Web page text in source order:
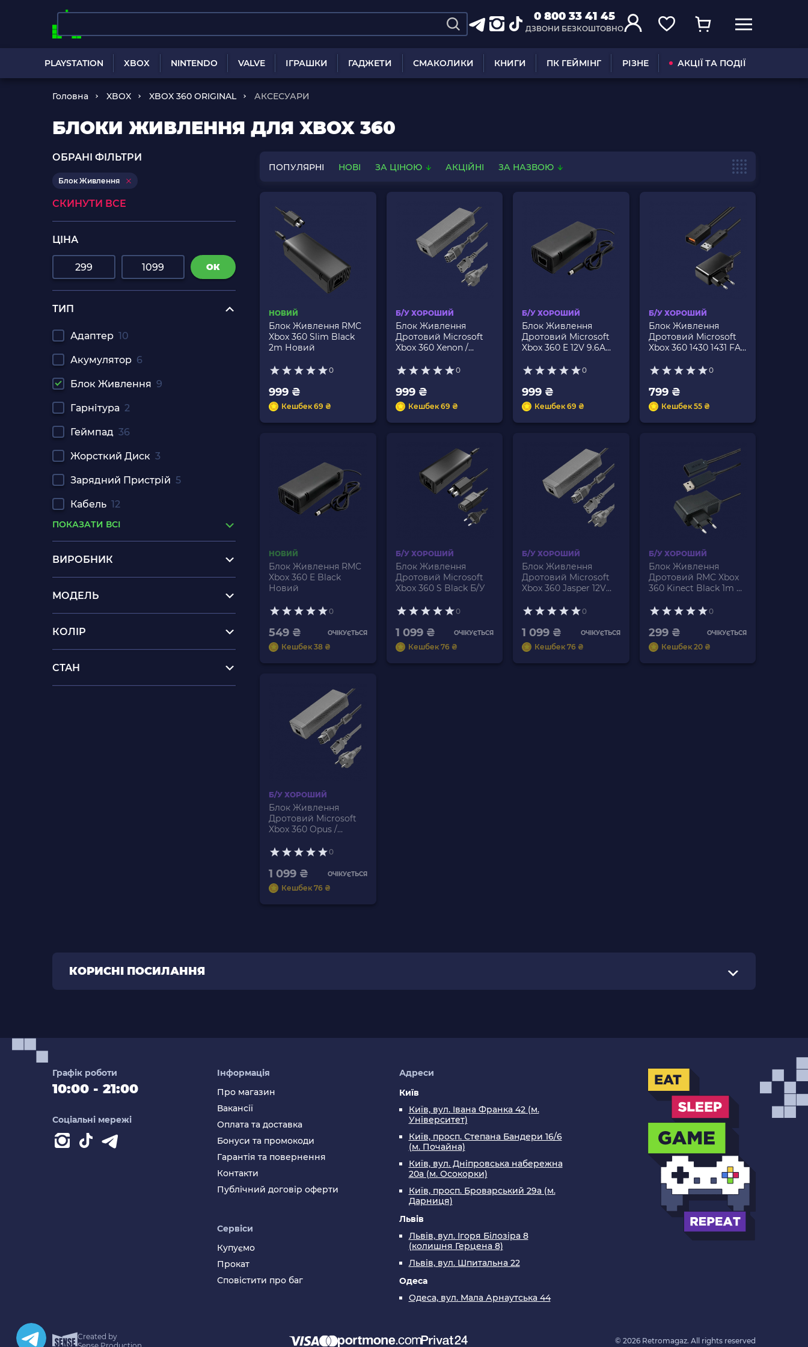
0 800 33 41 45
ДЗВОНИ БЕЗКОШТОВНО
PLAYSTATION XBOX NINTENDO VALVE ІГРАШКИ ГАДЖЕТИ СМАКОЛИКИ КНИГИ ПК ГЕЙМІНГ РІЗНЕ АКЦІЇ ТА ПОДІЇ
Головна XBOX XBOX 360 ORIGINAL АКСЕСУАРИ
БЛОКИ ЖИВЛЕННЯ ДЛЯ XBOX 360
ОБРАНІ ФІЛЬТРИ
Блок Живлення
СКИНУТИ ВСЕ
ЦІНА
ОК
ТИП
Адаптер 10
Акумулятор 6
Блок Живлення 9
Гарнітура 2
Геймпад 36
Жорсткий Диск 3
Зарядний Пристрій 5
Кабель 12
ПОКАЗАТИ ВСІ
ВИРОБНИК
МОДЕЛЬ
КОЛІР
СТАН
ПОПУЛЯРНІ НОВІ ЗА ЦІНОЮ АКЦІЙНІ ЗА НАЗВОЮ
НОВИЙ
Блок Живлення RMC
Xbox 360 Slim Black
2m Новий
0
999 ₴
Кешбек 69 ₴
Б/У ХОРОШИЙ
Блок Живлення
Дротовий Microsoft
Xbox 360 Xenon /
Grey 3m Б/У
0
999 ₴
Кешбек 69 ₴
Б/У ХОРОШИЙ
Блок Живлення
Дротовий Microsoft
Xbox 360 E 12V 9.6A
0
999 ₴
Кешбек 69 ₴
Б/У ХОРОШИЙ
Блок Живлення
Дротовий Microsoft
Xbox 360 1430 1431 FAT
0
799 ₴
Кешбек 55 ₴
НОВИЙ
Блок Живлення RMC
Xbox 360 E Black
Новий
0
549 ₴ ОЧІКУЄТЬСЯ
Кешбек 38 ₴
Б/У ХОРОШИЙ
Блок Живлення
Дротовий Microsoft
Xbox 360 S Black Б/У
0
1 099 ₴ ОЧІКУЄТЬСЯ
Кешбек 76 ₴
Б/У ХОРОШИЙ
Блок Живлення
Дротовий Microsoft
Xbox 360 Jasper 12V
Б/У
0
1 099 ₴ ОЧІКУЄТЬСЯ
Кешбек 76 ₴
Б/У ХОРОШИЙ
Блок Живлення
Дротовий RMC Xbox
360 Kinect Black 1m Б/
0
299 ₴ ОЧІКУЄТЬСЯ
Кешбек 20 ₴
Б/У ХОРОШИЙ
Блок Живлення
Дротовий Microsoft
Xbox 360 Opus /
Grey 2.5m Б/У0
1 099 ₴ ОЧІКУЄТЬСЯ
Кешбек 76 ₴
КОРИСНІ ПОСИЛАННЯ
Графік роботи
10:00 - 21:00
Соціальні мережі
Інформація
Про магазин
Вакансії
Оплата та доставка
Бонуси та промокоди
Гарантія та повернення
Контакти
Публічний договір оферти
Сервіси
Купуємо
Прокат
Сповістити про баг
Адреси
Київ
Київ, вул. Івана Франка 42 (м.
Університет)
Київ, просп. Степана Бандери 16/6
(м. Почайна)
Київ, вул. Дніпровська набережна
20а (м. Осокорки)
Київ, просп. Броварський 29а (м.
Дарниця)
Львів
Львів, вул. Ігоря Білозіра 8
(колишня Герцена 8)
Львів, вул. Шпитальна 22
Одеса
Одеса, вул. Мала Арнаутська 44
Created by
Sense Production
© 2026 Retromagaz. All rights reserved